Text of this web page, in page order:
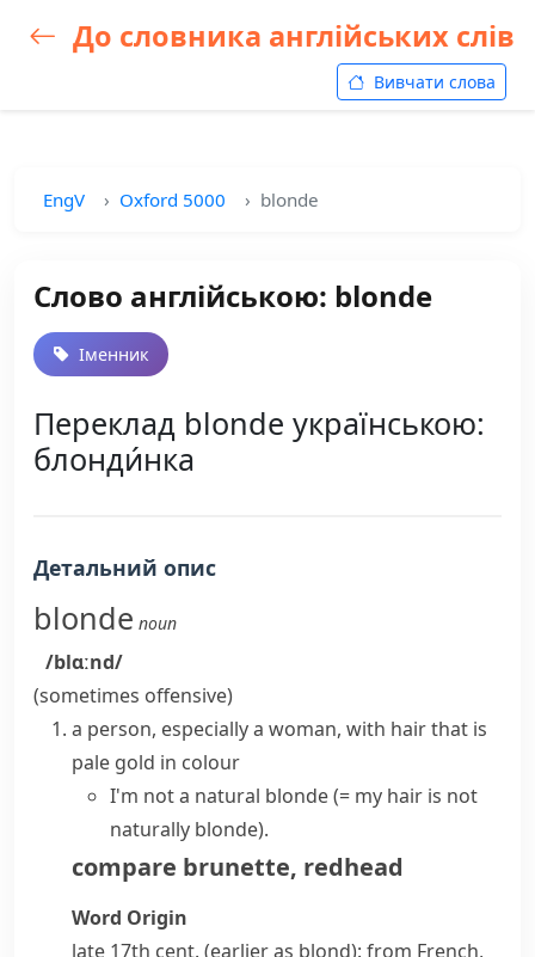
До словника англійських слів
Вивчати слова
EngV Oxford 5000 blonde
Слово англійською: blonde
Іменник
Переклад blonde українською:
блонди́нка
Детальний опис
blonde noun
/blɑːnd/
(sometimes offensive)
a person, especially a woman, with hair that is
pale gold in colour
I'm not a natural blonde(= my hair is not
naturally blonde).
compare brunette, redhead
Word Origin
late 17th cent. (earlier as blond): from French,